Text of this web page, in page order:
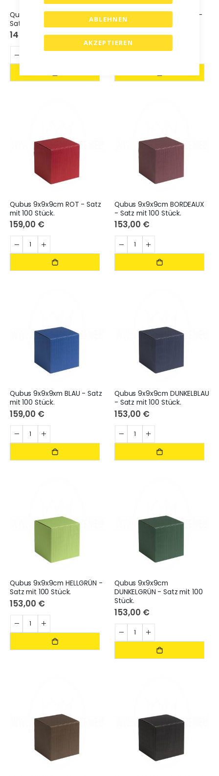
AKZEPTIEREN
ABLEHNEN
Qubus 9x9x9cm NATUR -
Satz mit 100 Stück.
145,00 €
Qubus 9x9x9cm ORANGE -
Satz mit 100 Stück.
153,00 €
Qubus 9x9x9cm ROT - Satz
mit 100 Stück.
159,00 €
Qubus 9x9x9cm BORDEAUX
- Satz mit 100 Stück.
153,00 €
Qubus 9x9x9xm BLAU - Satz
mit 100 Stück.
159,00 €
Qubus 9x9x9cm DUNKELBLAU
- Satz mit 100 Stück.
153,00 €
Qubus 9x9x9cm HELLGRÜN -
Satz mit 100 Stück.
153,00 €
Qubus 9x9x9cm
DUNKELGRÜN - Satz mit 100
Stück.
153,00 €